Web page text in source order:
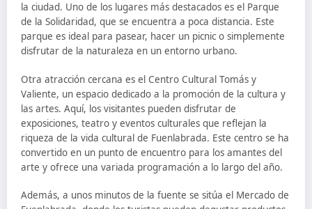
la ciudad. Uno de los lugares más destacados es el Parque
de la Solidaridad, que se encuentra a poca distancia. Este
parque es ideal para pasear, hacer un picnic o simplemente
disfrutar de la naturaleza en un entorno urbano.
Otra atracción cercana es el Centro Cultural Tomás y
Valiente, un espacio dedicado a la promoción de la cultura y
las artes. Aquí, los visitantes pueden disfrutar de
exposiciones, teatro y eventos culturales que reflejan la
riqueza de la vida cultural de Fuenlabrada. Este centro se ha
convertido en un punto de encuentro para los amantes del
arte y ofrece una variada programación a lo largo del año.
Además, a unos minutos de la fuente se sitúa el Mercado de